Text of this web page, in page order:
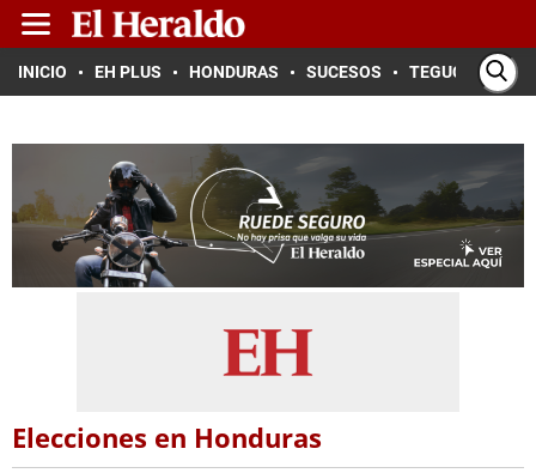
INICIO EH PLUS HONDURAS SUCESOS TEGUCIGALPA
Elecciones en Honduras